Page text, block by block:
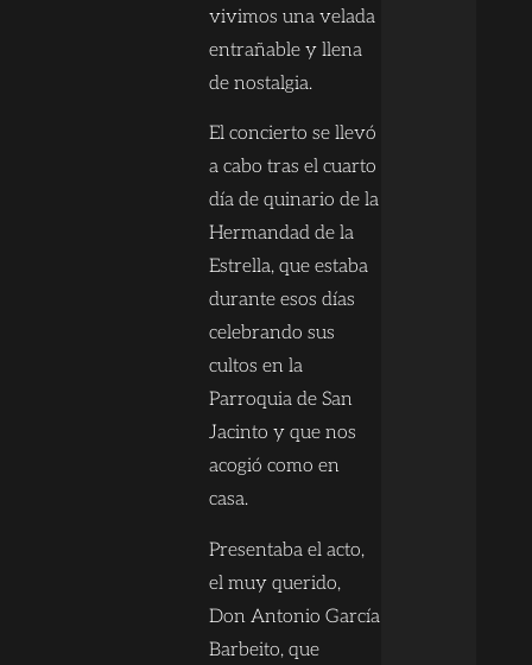
vivimos una velada
entrañable y llena
de nostalgia.
El concierto se llevó
a cabo tras el cuarto
día de quinario de la
Hermandad de la
Estrella, que estaba
durante esos días
celebrando sus
cultos en la
Parroquia de San
Jacinto y que nos
acogió como en
casa.
Presentaba el acto,
el muy querido,
Don Antonio García
Barbeito, que